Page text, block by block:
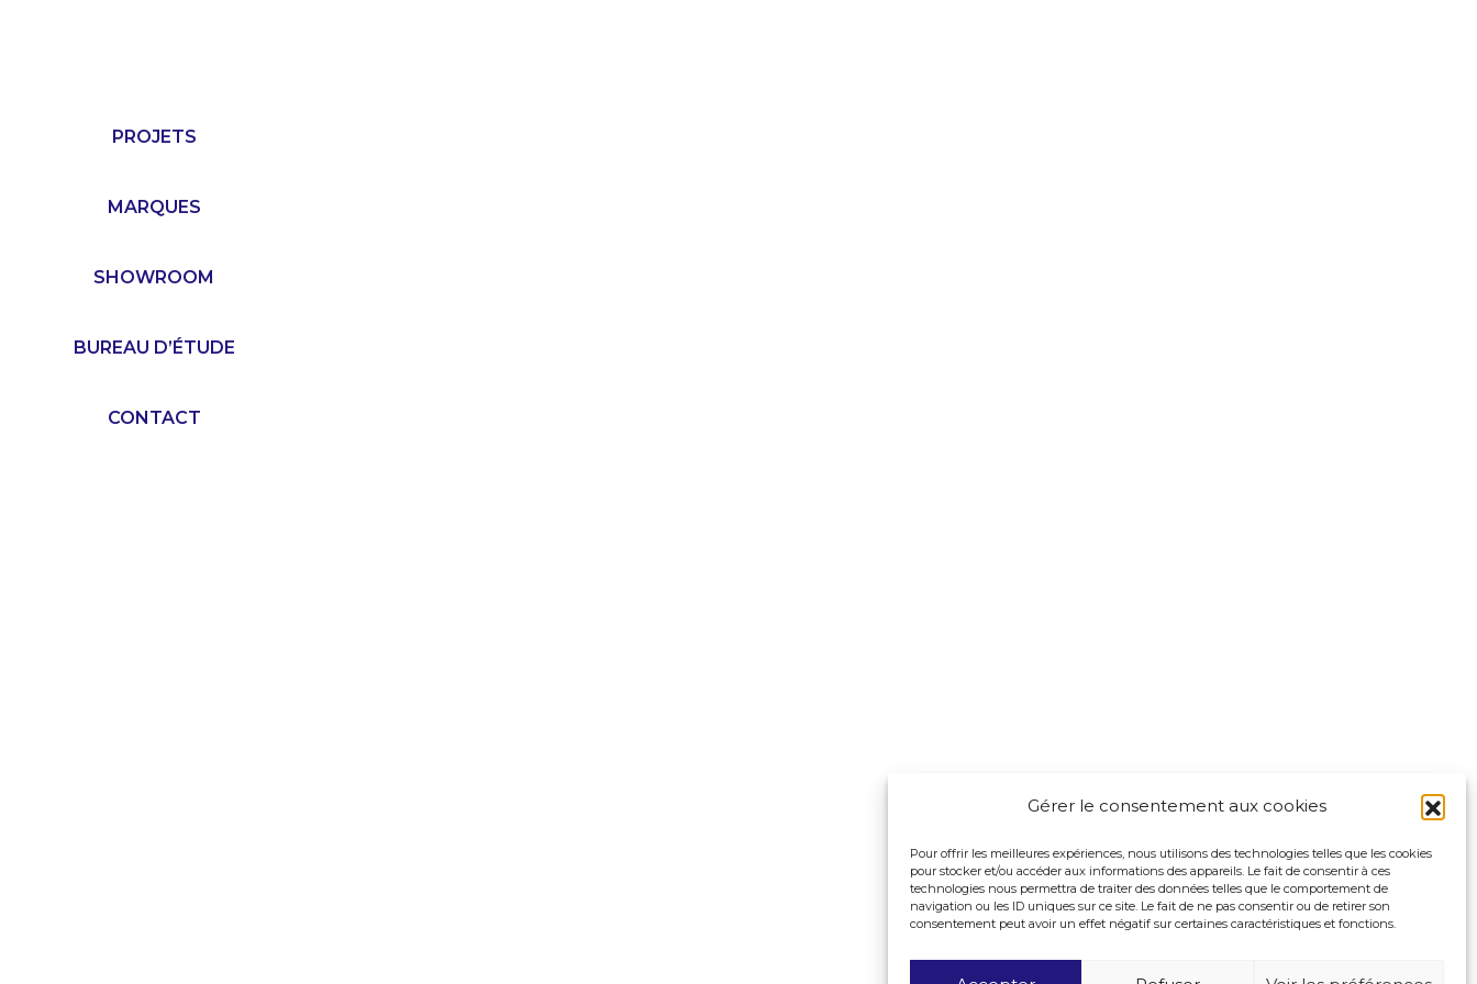
Gérer le consentement aux cookies
Pour offrir les meilleures expériences, nous utilisons des technologies telles que les cookies
pour stocker et/ou accéder aux informations des appareils. Le fait de consentir à ces
technologies nous permettra de traiter des données telles que le comportement de
navigation ou les ID uniques sur ce site. Le fait de ne pas consentir ou de retirer son
consentement peut avoir un effet négatif sur certaines caractéristiques et fonctions.
PROJETS
MARQUES
SHOWROOM
BUREAU D’ÉTUDE
CONTACT